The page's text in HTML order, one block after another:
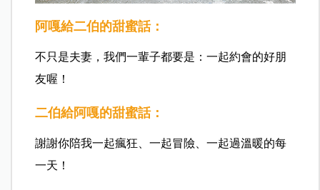
阿嘎給二伯的甜蜜話：
不只是夫妻，我們一輩子都要是：一起約會的好朋
友喔！
二伯給阿嘎的甜蜜話：
謝謝你陪我一起瘋狂、一起冒險、一起過溫暖的每
一天！